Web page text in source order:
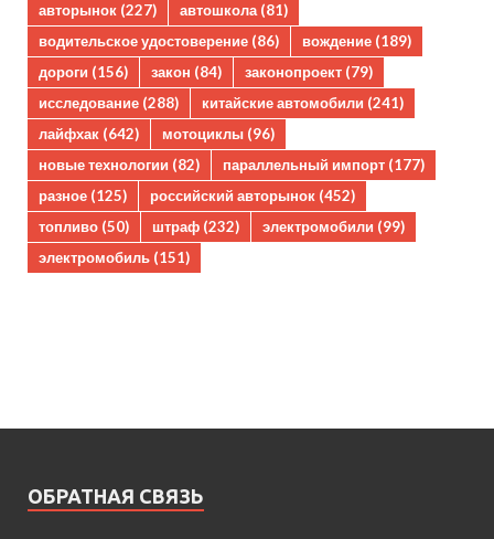
авторынок (227) автошкола(81)
водительское удостоверение (86) вождение (189)
дороги (156) закон (84) законопроект (79)
исследование (288) китайские автомобили (241)
лайфхак (642) мотоциклы (96)
новые технологии (82) параллельный импорт (177)
разное (125) российский авторынок (452)
топливо (50) штраф (232) электромобили (99)
электромобиль (151)
ОБРАТНАЯ СВЯЗЬ